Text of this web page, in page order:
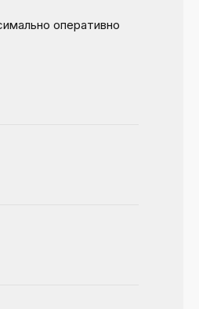
оперативно